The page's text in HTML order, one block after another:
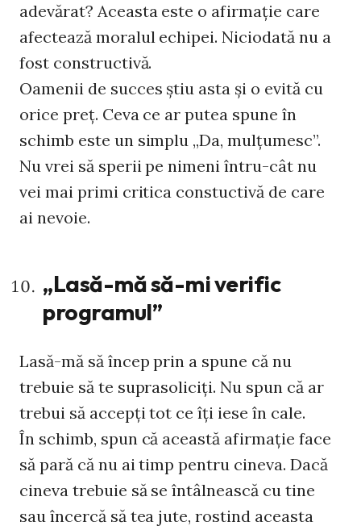
adevărat? Aceasta este o afirmație care
afectează moralul echipei. Niciodată nu a
fost constructivă.
Oamenii de succes știu asta și o evită cu
orice preț. Ceva ce ar putea spune în
schimb este un simplu „Da, mulțumesc”.
Nu vrei să sperii pe nimeni întru-cât nu
vei mai primi critica constuctivă de care
ai nevoie.
„Lasă-mă să-mi verific
programul”
Lasă-mă să încep prin a spune că nu
trebuie să te suprasoliciți. Nu spun că ar
trebui să accepți tot ce îți iese în cale.
În schimb, spun că această afirmație face
să pară că nu ai timp pentru cineva. Dacă
cineva trebuie să se întâlnească cu tine
sau încercă să tea jute, rostind aceasta